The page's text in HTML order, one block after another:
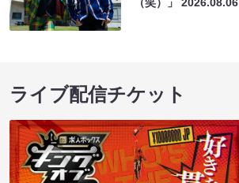
ライブ配信チケット